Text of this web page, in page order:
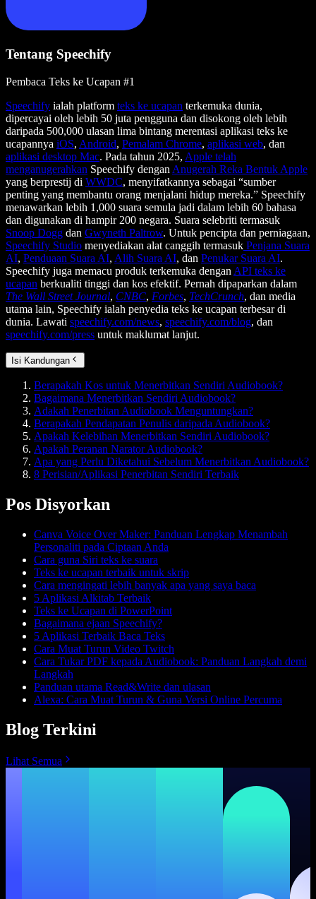
Tentang Speechify
Pembaca Teks ke Ucapan #1
Speechify ialah platform teks ke ucapan terkemuka dunia,
dipercayai oleh lebih 50 juta pengguna dan disokong oleh lebih
daripada 500,000 ulasan lima bintang merentasi aplikasi teks ke
ucapannya iOS, Android, Pemalam Chrome, aplikasi web, dan
aplikasi desktop Mac. Pada tahun 2025, Apple telah
menganugerahkan Speechify dengan Anugerah Reka Bentuk Apple
yang berprestij di WWDC, menyifatkannya sebagai “sumber
penting yang membantu orang menjalani hidup mereka.” Speechify
menawarkan lebih 1,000 suara semula jadi dalam lebih 60 bahasa
dan digunakan di hampir 200 negara. Suara selebriti termasuk
Snoop Dogg dan Gwyneth Paltrow. Untuk pencipta dan perniagaan,
Speechify Studio menyediakan alat canggih termasuk Penjana Suara
AI, Penduaan Suara AI, Alih Suara AI, dan Penukar Suara AI.
Speechify juga memacu produk terkemuka dengan API teks ke
ucapan berkualiti tinggi dan kos efektif. Pernah dipaparkan dalam
The Wall Street Journal, CNBC, Forbes, TechCrunch, dan media
utama lain, Speechify ialah penyedia teks ke ucapan terbesar di
dunia. Lawati speechify.com/news, speechify.com/blog, dan
speechify.com/press untuk maklumat lanjut.
Isi Kandungan
Berapakah Kos untuk Menerbitkan Sendiri Audiobook?
Bagaimana Menerbitkan Sendiri Audiobook?
Adakah Penerbitan Audiobook Menguntungkan?
Berapakah Pendapatan Penulis daripada Audiobook?
Apakah Kelebihan Menerbitkan Sendiri Audiobook?
Apakah Peranan Narator Audiobook?
Apa yang Perlu Diketahui Sebelum Menerbitkan Audiobook?
8 Perisian/Aplikasi Penerbitan Sendiri Terbaik
Pos Disyorkan
Canva Voice Over Maker: Panduan Lengkap Menambah
Personaliti pada Ciptaan Anda
Cara guna Siri teks ke suara
Teks ke ucapan terbaik untuk skrip
Cara mengingati lebih banyak apa yang saya baca
5 Aplikasi Alkitab Terbaik
Teks ke Ucapan di PowerPoint
Bagaimana ejaan Speechify?
5 Aplikasi Terbaik Baca Teks
Cara Muat Turun Video Twitch
Cara Tukar PDF kepada Audiobook: Panduan Langkah demi
Langkah
Panduan utama Read&Write dan ulasan
Alexa: Cara Muat Turun & Guna Versi Online Percuma
Blog Terkini
Lihat Semua